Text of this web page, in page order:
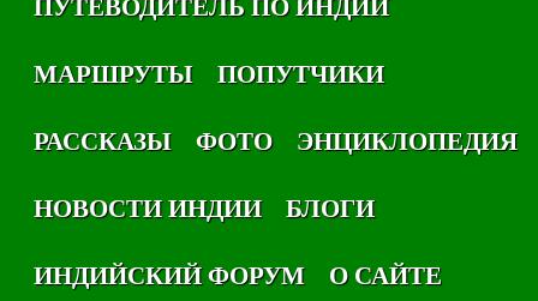
МАРШРУТЫ
ПОПУТЧИКИ
РАССКАЗЫ
ФОТО
ЭНЦИКЛОПЕДИЯ
НОВОСТИ ИНДИИ
БЛОГИ
ИНДИЙСКИЙ ФОРУМ
О САЙТЕ